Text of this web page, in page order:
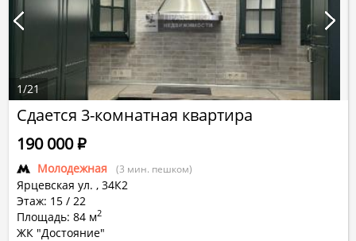
Сдается 3-комнатная квартира
Молодежная (3 мин. пешком)
Ярцевская ул. , 34К2
Этаж: 15 / 22
Площадь: 84 м2
ЖК "Достояние"
190 000Р
1/21